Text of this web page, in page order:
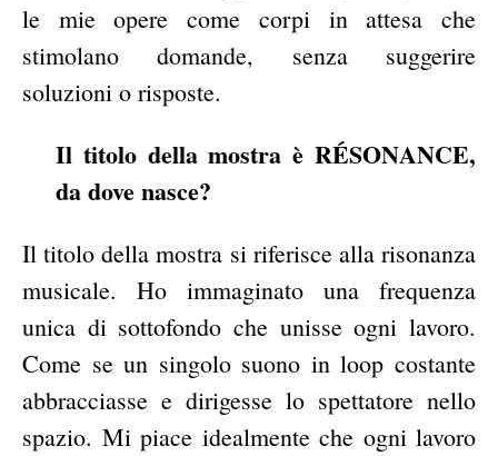
le mie opere come corpi in attesa che
stimolano domande, senza suggerire
soluzioni o risposte.
Il titolo della mostra è RÉSONANCE,
da dove nasce?
Il titolo della mostra si riferisce alla risonanza
musicale. Ho immaginato una frequenza
unica di sottofondo che unisse ogni lavoro.
Come se un singolo suono in loop costante
abbracciasse e dirigesse lo spettatore nello
spazio. Mi piace idealmente che ogni lavoro